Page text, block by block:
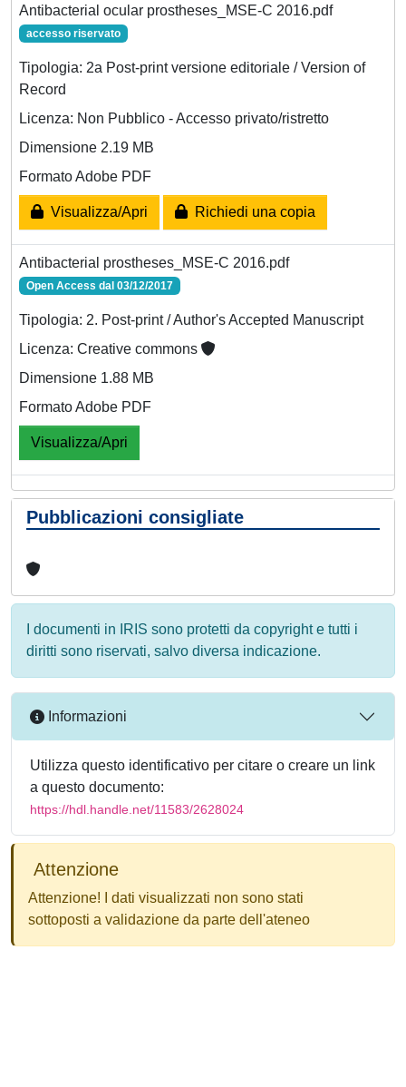
Antibacterial ocular prostheses_MSE-C 2016.pdf
accesso riservato
Tipologia: 2a Post-print versione editoriale / Version of
Record
Licenza: Non Pubblico - Accesso privato/ristretto
Dimensione 2.19 MB
Formato Adobe PDF
Visualizza/Apri Richiedi una copia
Antibacterial prostheses_MSE-C 2016.pdf
Open Access dal 03/12/2017
Tipologia: 2. Post-print / Author's Accepted Manuscript
Licenza: Creative commons
Dimensione 1.88 MB
Formato Adobe PDF
Visualizza/Apri
Pubblicazioni consigliate
I documenti in IRIS sono protetti da copyright e tutti i
diritti sono riservati, salvo diversa indicazione.
Informazioni
Utilizza questo identificativo per citare o creare un link
a questo documento:
https://hdl.handle.net/11583/2628024
Attenzione
Attenzione! I dati visualizzati non sono stati
sottoposti a validazione da parte dell'ateneo